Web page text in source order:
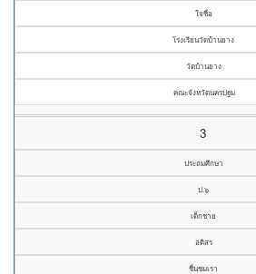
ใจซื่อ
โรงเรียนวัดบ้านยาง
วัดบ้านยาง
คณะจังหวัดนครปฐม
3
ประถมศึกษา
ป.๖
เด็กชาย
อดิสร
ชื่นชมเรา